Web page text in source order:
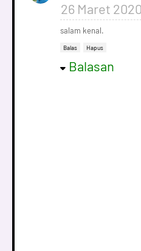
26 Maret
salam kenal.
Balas Hapus
Balasan